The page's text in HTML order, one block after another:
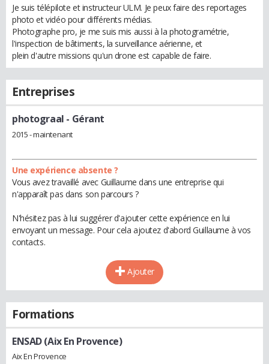
Je suis télépilote et instructeur ULM. Je peux faire des reportages
photo et vidéo pour différents médias.
Photographe pro, je me suis mis aussi à la photogramétrie,
l'inspection de bâtiments, la surveillance aérienne, et
plein d'autre missions qu'un drone est capable de faire.
Entreprises
photograal - Gérant
2015 - maintenant
Une expérience absente ?
Vous avez travaillé avec Guillaume dans une entreprise qui
n'apparaît pas dans son parcours ?
N'hésitez pas à lui suggérer d'ajouter cette expérience en lui
envoyant un message. Pour cela ajoutez d'abord Guillaume à vos
contacts.
Ajouter
Formations
ENSAD (Aix En Provence)
Aix En Provence